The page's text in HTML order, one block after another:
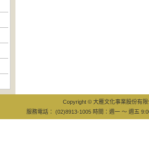
Copyright © 大雁文化事業股份有
服務電話： (02)8913-1005 時間：週一 ～ 週五